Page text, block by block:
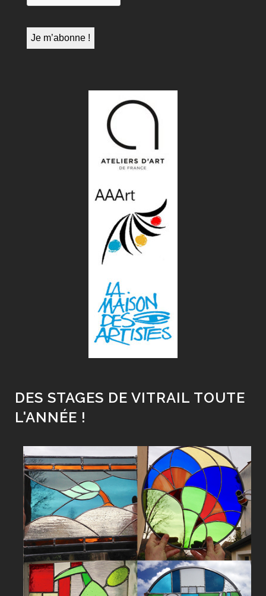
DES STAGES DE VITRAIL TOUTE
L'ANNÉE !